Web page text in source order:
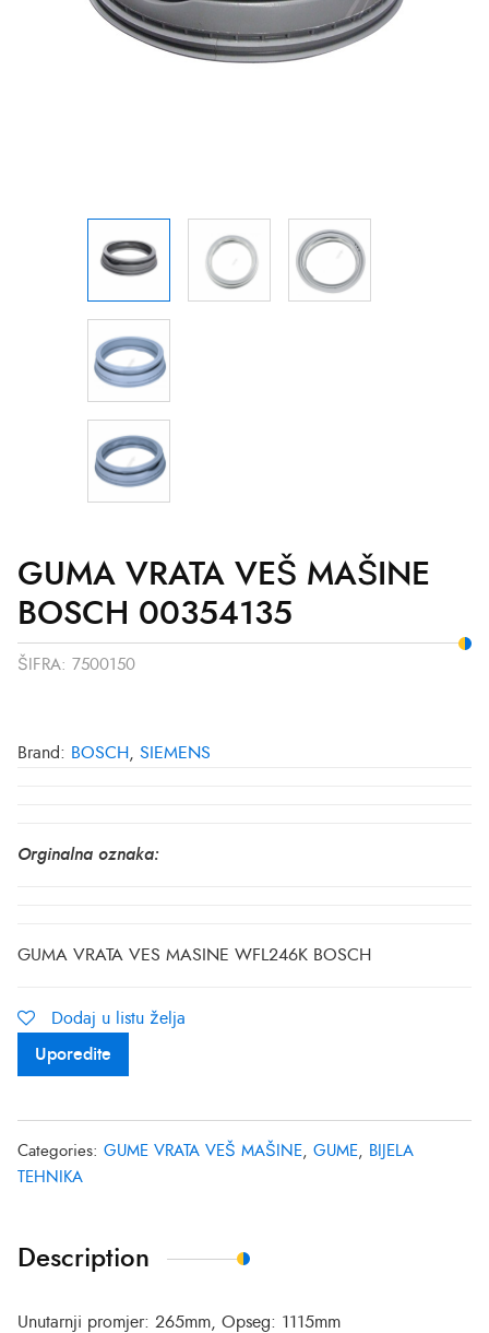
GUMA VRATA VEŠ MAŠINE
BOSCH 00354135
ŠIFRA: 7500150
Brand: BOSCH SIEMENS
Orginalna oznaka:
GUMA VRATA VES MASINE WFL246K BOSCH
Dodaj u listu želja
Uporedite
Categories: GUME VRATA VEŠ MAŠINE, GUME, BIJELA
TEHNIKA
Description
Unutarnji promjer: 265mm, Opseg: 1115mm